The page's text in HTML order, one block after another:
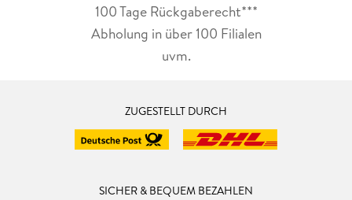
100 Tage Rückgaberecht***
Abholung in über 100 Filialen
uvm.
ZUGESTELLT DURCH
SICHER & BEQUEM BEZAHLEN